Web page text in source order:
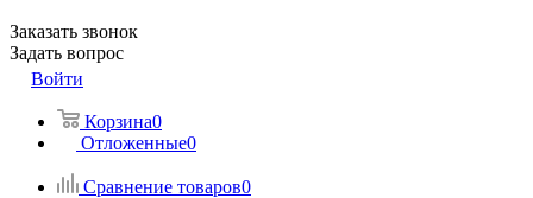
Заказать звонок
Задать вопрос
Войти
Корзина0
Отложенные0
Сравнение товаров0